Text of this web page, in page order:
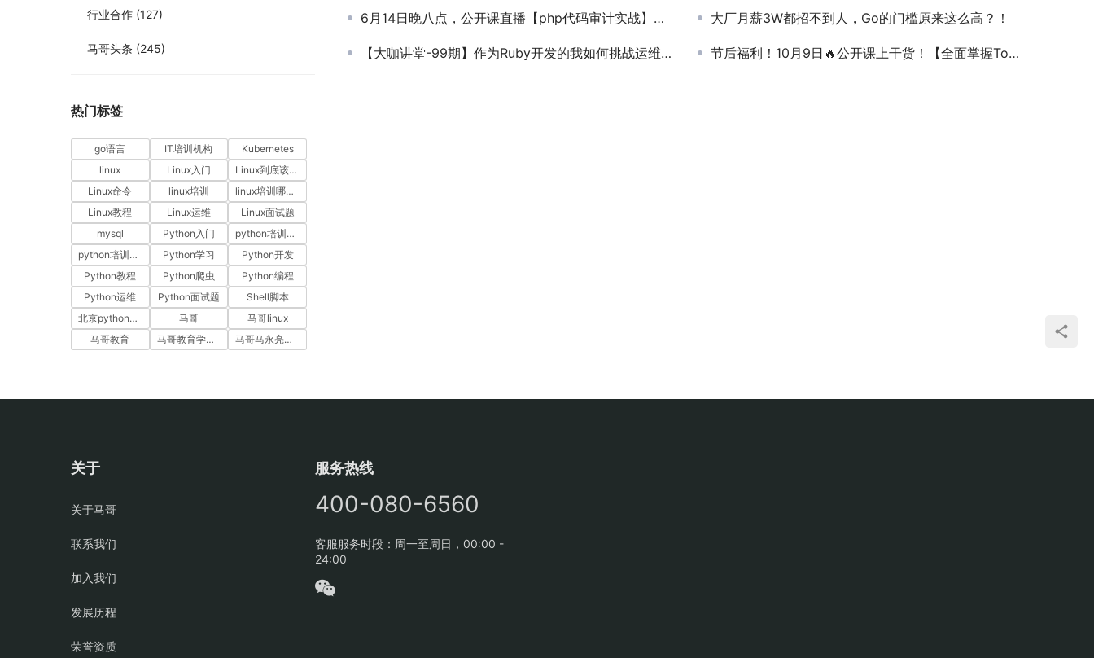
6月14日晚八点，公开课直播【php代码审计实战】，预约开启 大厂月薪3W都招不到人，Go的门槛原来这么高？！
【大咖讲堂-99期】作为Ruby开发的我如何挑战运维（预告） 节后福利！10月9日🔥公开课上干货！【全面掌握Tomcat构建高效Java web应用的利器】
行业合作 (127)
马哥头条 (245)
热门标签
go语言 IT培训机构
Kubernetes
linux
Linux入门
Linux到底该怎样学？
Linux命令
linux培训
linux培训哪家好
Linux教程
Linux运维
Linux面试题
mysql
Python入门
python培训哪家好
python培训排名
Python学习
Python开发
Python教程
Python爬虫
Python编程
Python运维
Python面试题
Shell脚本
北京python培训
马哥
马哥linux
马哥教育
马哥教育学员故事 马哥马永亮，马哥linux讲师，马哥教育ceo
关于
关于马哥
联系我们
加入我们
发展历程
荣誉资质
服务热线
400-080-6560
客服服务时段：周一至周日，00:00 -
24:00